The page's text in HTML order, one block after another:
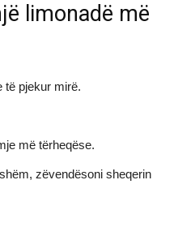
limonadë më
të pjekur mirë.
më tërheqëse.
zëvendësoni sheqerin